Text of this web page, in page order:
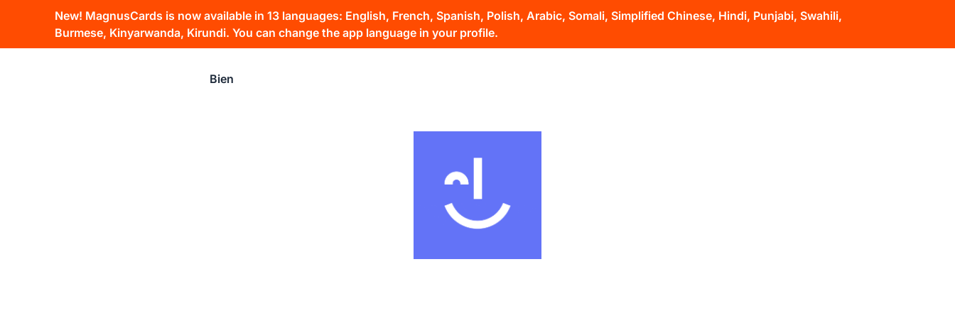
New! MagnusCards is now available in 13 languages: English, French, Spanish, Polish, Arabic, Somali, Simplified Chinese, Hindi, Punjabi, Swahili,
Burmese, Kinyarwanda, Kirundi. You can change the app language in your profile.
Bien